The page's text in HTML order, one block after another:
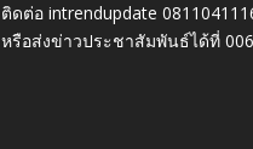
ติดต่อ intrendupdate
หรือส่งข่าวประชาสัมพันธ์ได้ที่